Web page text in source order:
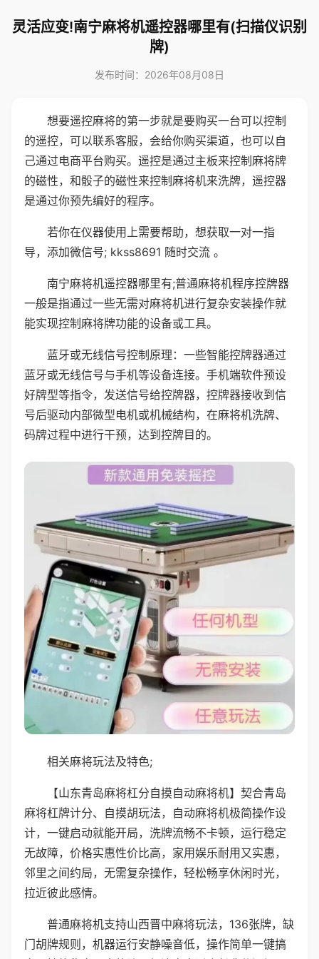
灵活应变!南宁麻将机遥控器哪里有(扫描仪识别
牌)
发布时间：2026年08月08日
想要遥控麻将的第一步就是要购买一台可以控制
的遥控，可以联系客服，会给你购买渠道，也可以自
己通过电商平台购买。遥控是通过主板来控制麻将牌
的磁性，和骰子的磁性来控制麻将机来洗牌，遥控器
是通过你预先编好的程序。
若你在仪器使用上需要帮助，想获取一对一指
导，添加微信号; kkss8691 随时交流 。
南宁麻将机遥控器哪里有;普通麻将机程序控牌器
一般是指通过一些无需对麻将机进行复杂安装操作就
能实现控制麻将牌功能的设备或工具。
蓝牙或无线信号控制原理：一些智能控牌器通过
蓝牙或无线信号与手机等设备连接。手机端软件预设
好牌型等指令，发送信号给控牌器，控牌器接收到信
号后驱动内部微型电机或机械结构，在麻将机洗牌、
码牌过程中进行干预，达到控牌目的。
相关麻将玩法及特色;
【山东青岛麻将杠分自摸自动麻将机】契合青岛
麻将杠牌计分、自摸胡玩法，自动麻将机极简操作设
计，一键启动就能开局，洗牌流畅不卡顿，运行稳定
无故障，价格实惠性价比高，家用娱乐耐用又实惠，
邻里之间约局，无需复杂操作，轻松畅享休闲时光，
拉近彼此感情。
普通麻将机支持山西晋中麻将玩法，136张牌，缺
门胡牌规则，机器运行安静噪音低，操作简单一键搞